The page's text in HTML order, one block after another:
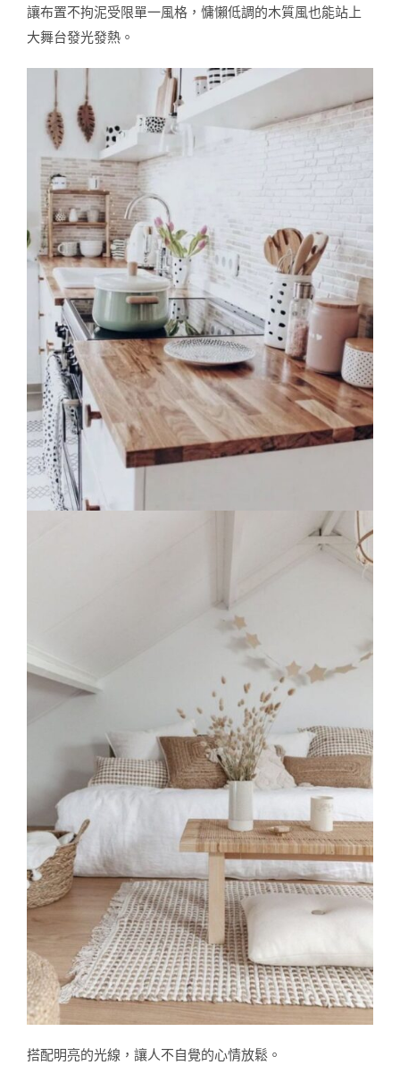
讓布置不拘泥受限單一風格，慵懶低調的木質風也能站上
大舞台發光發熱。
搭配明亮的光線，讓人不自覺的心情放鬆。